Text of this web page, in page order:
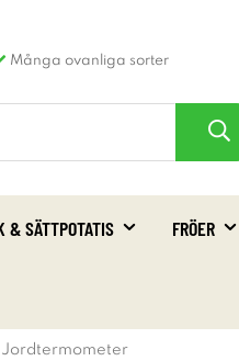
Många ovanliga sorter
& SÄTTPOTATIS FRÖER
Jordtermometer